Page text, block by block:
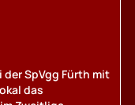
der SpVgg Fürth mit
das